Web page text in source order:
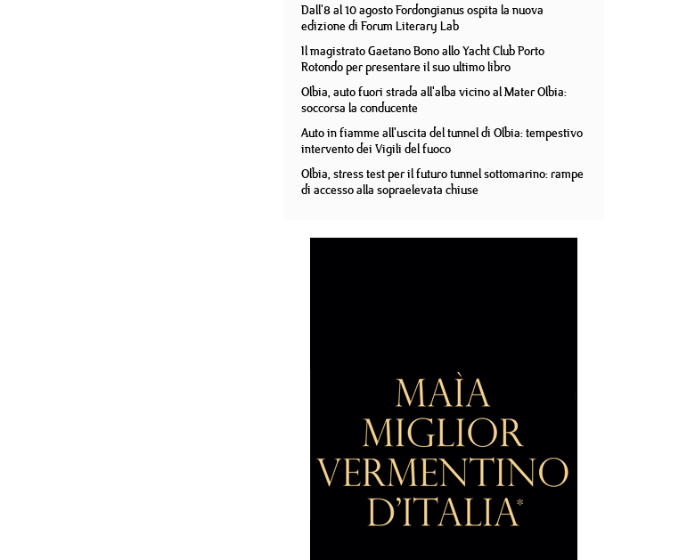
Dall'8 al 10 agosto Fordongianus ospita la nuova
edizione di Forum Literary Lab
Il magistrato Gaetano Bono allo Yacht Club Porto
Rotondo per presentare il suo ultimo libro
Olbia, auto fuori strada all'alba vicino al Mater Olbia:
soccorsa la conducente
Auto in fiamme all'uscita del tunnel di Olbia: tempestivo
intervento dei Vigili del fuoco
Olbia, stress test per il futuro tunnel sottomarino: rampe
di accesso alla sopraelevata chiuse